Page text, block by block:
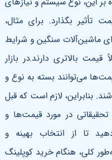
تأثیر بگذارد. برای مثال،
ماشین‌آلات سنگین و شرایط
بالاتری دارند.در بازار
می‌توانند بسته به نوع و
بنابراین، لازم است که قبل
تحقیقاتی در مورد قیمت‌ها و
تا از انتخاب بهینه و
کلی، هنگام خرید کوپلینگ